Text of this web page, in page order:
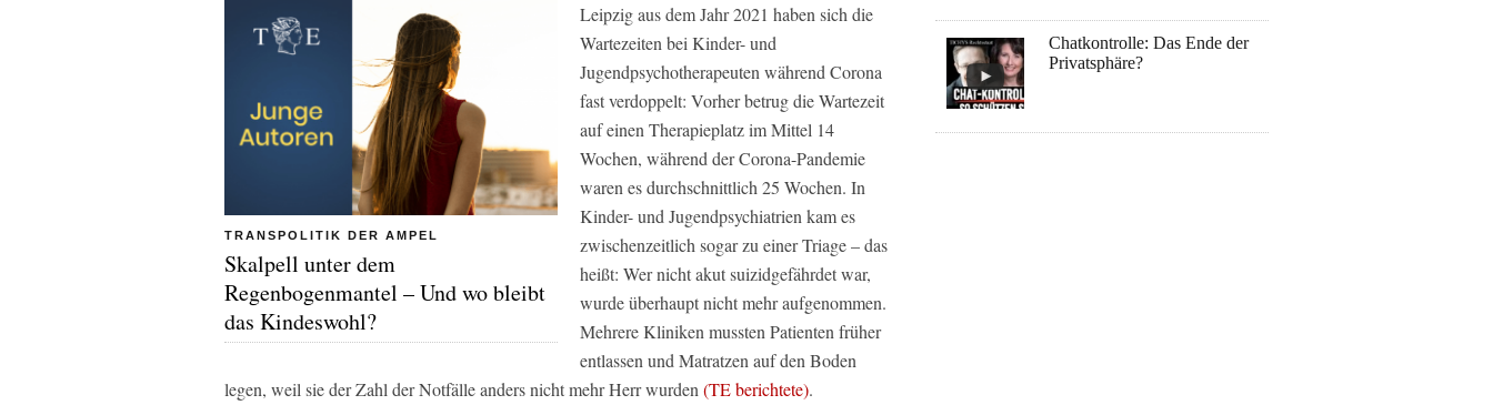
TRANSPOLITIK DER AMPEL
Skalpell unter dem
Regenbogenmantel – Und wo bleibt
das Kindeswohl?
Leipzig aus dem Jahr 2021 haben sich die
Wartezeiten bei Kinder- und
Jugendpsychotherapeuten während Corona
fast verdoppelt: Vorher betrug die Wartezeit
auf einen Therapieplatz im Mittel 14
Wochen, während der Corona-Pandemie
waren es durchschnittlich 25 Wochen. In
Kinder- und Jugendpsychiatrien kam es
zwischenzeitlich sogar zu einer Triage – das
heißt: Wer nicht akut suizidgefährdet war,
wurde überhaupt nicht mehr aufgenommen.
Mehrere Kliniken mussten Patienten früher
entlassen und Matratzen auf den Boden
legen, weil sie der Zahl der Notfälle anders nicht mehr Herr wurden (TE berichtete).
Chatkontrolle: Das Ende der
Privatsphäre?